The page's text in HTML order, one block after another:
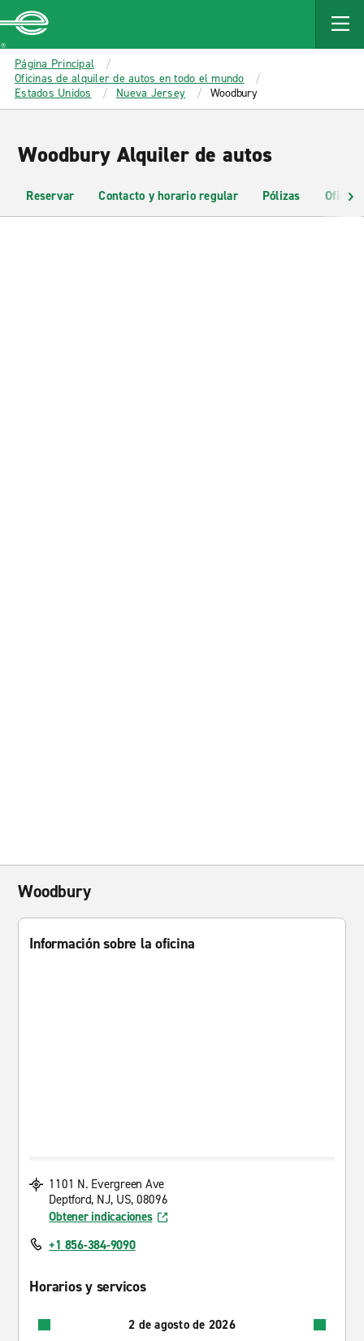
MAIN
CONTENT
Enterprise
Página Principal
Oficinas de alquiler de autos en todo el mundo
Estados Unidos
Nueva Jersey Woodbury
Woodbury Alquiler de autos
Reservar Contacto y horario regular Pólizas
Woodbury
Información sobre la oficina
1101 N. Evergreen Ave
Deptford, NJ, US, 08096
Obtener indicaciones
+1 856-384-9090
Horarios y servicos
2 de agosto de 2026